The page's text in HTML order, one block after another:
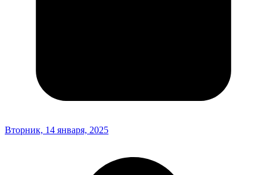
Вторник, 14 января, 2025